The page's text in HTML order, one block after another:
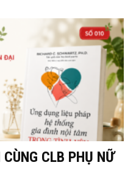
CLB PHỤ NỮ